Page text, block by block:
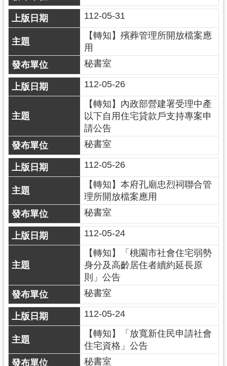
網
站
安
政
策
政
府
網
站
資
料
開
宣
告
112-05-31
【轉知】殯葬管理所開放檔案應
用
秘書室
112-05-26
【轉知】內政部營建署受理中產
以下自用住宅貸款戶支持專案申
請公告
秘書室
112-05-26
【轉知】本府孔廟忠烈祠聯合管
理所開放檔案應用
秘書室
112-05-24
【轉知】「桃園市社會住宅弱勢
身分及高齡居住者續約延長原
則」公告
秘書室
112-05-24
【轉知】「放寬新住民申請社會
住宅資格」公告
秘書室